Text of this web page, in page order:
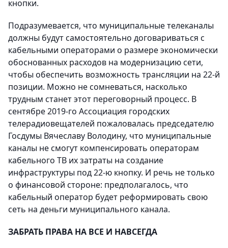
кнопки.
Подразумевается, что муниципальные телеканалы
должны будут самостоятельно договариваться с
кабельными операторами о размере экономически
обоснованных расходов на модернизацию сети,
чтобы обеспечить возможность трансляции на 22-й
позиции. Можно не сомневаться, насколько
трудным станет этот переговорный процесс. В
сентябре 2019-го Ассоциация городских
телерадиовещателей пожаловалась председателю
Госдумы Вячеславу Володину, что муниципальные
каналы не смогут компенсировать операторам
кабельного ТВ их затраты на создание
инфраструктуры под 22-ю кнопку. И речь не только
о финансовой стороне: предполагалось, что
кабельный оператор будет реформировать свою
сеть на деньги муниципального канала.
ЗАБРАТЬ ПРАВА НА ВСЕ И НАВСЕГДА